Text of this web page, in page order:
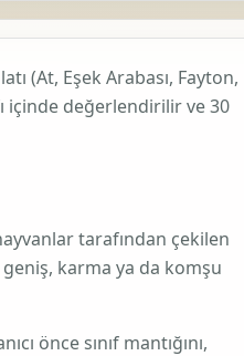
(At, Eşek Arabası, Fayton,
içinde değerlendirilir ve30
tarafından çekilen
karma ya da komşu
önce sınıf mantığını,